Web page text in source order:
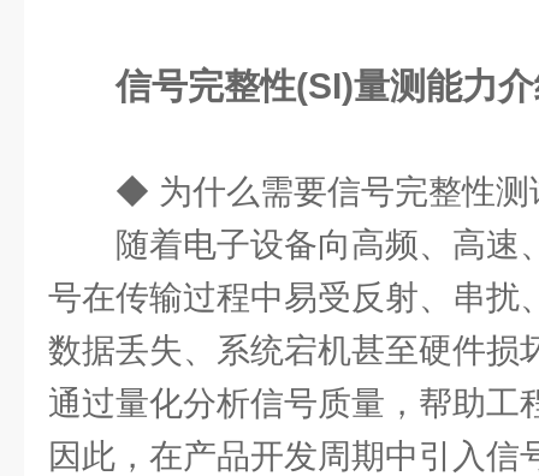
信号完整性(SI)量测能力
◆ 为什么需要信号完整性测
随着电子设备向高频、高速
号在传输过程中易受反射、串扰
数据丢失、系统宕机甚至硬件损
通过量化分析信号质量，帮助工
因此，在产品开发周期中引入信